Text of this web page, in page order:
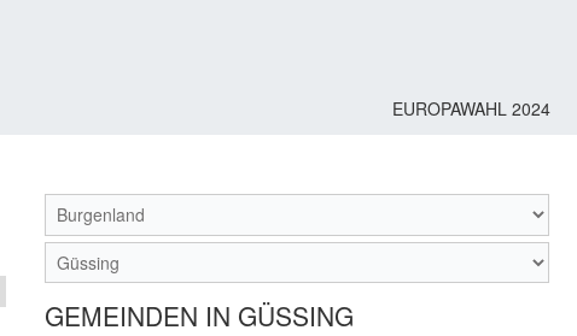
EUROPAWAHL 2024
GEMEINDEN IN GÜSSING